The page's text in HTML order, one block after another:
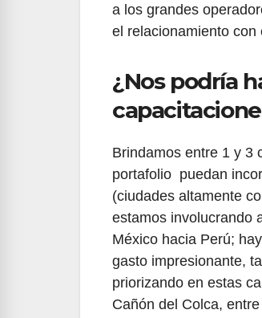
a los grandes
el relacionamiento
¿Nos podría
Brindamos entre 1 y 3
portafolio puedan
(ciudades altamente
estamos involucrando
México hacia Perú;
gasto impresionante,
priorizando en estas
Cañón del Colca,